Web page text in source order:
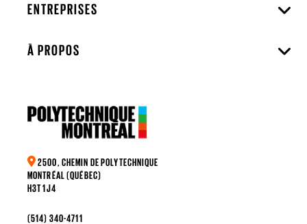
ENTREPRISES
À PROPOS
2500, CHEMIN DE POLYTECHNIQUE
MONTRÉAL (QUÉBEC)
H3T 1J4
(514) 340-4711